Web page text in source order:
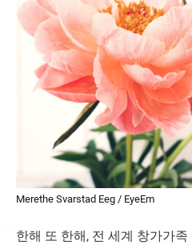
Merethe Svarstad Eeg / EyeEm
한해 또 한해, 전 세계 창가가